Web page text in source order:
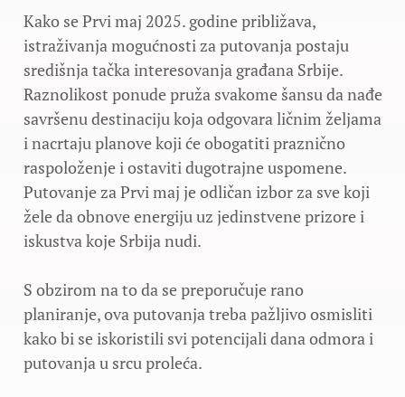
Kako se Prvi maj 2025. godine približava,
istraživanja mogućnosti za putovanja postaju
središnja tačka interesovanja građana Srbije.
Raznolikost ponude pruža svakome šansu da nađe
savršenu destinaciju koja odgovara ličnim željama
i nacrtaju planove koji će obogatiti praznično
raspoloženje i ostaviti dugotrajne uspomene.
Putovanje za Prvi maj je odličan izbor za sve koji
žele da obnove energiju uz jedinstvene prizore i
iskustva koje Srbija nudi.
S obzirom na to da se preporučuje rano
planiranje, ova putovanja treba pažljivo osmisliti
kako bi se iskoristili svi potencijali dana odmora i
putovanja u srcu proleća.